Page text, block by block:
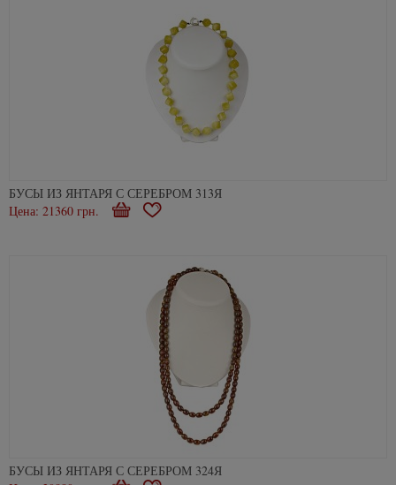
БУСЫ ИЗ ЯНТАРЯ С СЕРЕБРОМ 313Я
Цена: 21360 грн.
Купити
В
БУСЫ ИЗ ЯНТАРЯ С СЕРЕБРОМ 324Я